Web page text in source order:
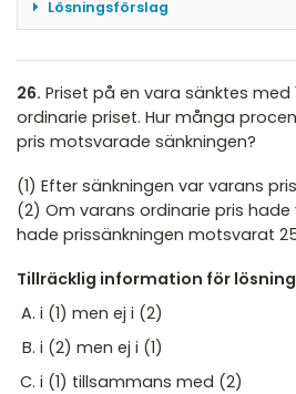
Lösningsförslag
lakritsaskar som såldes. Vi
Vi får veta att det såldes 400
var choklad och varav 250 var
såldes 100 lakritsaskar. Vi har
som var choklad eller lakrits;
sammanlagt var 250 stycken.
mer information och kan
Vi granskar sedan (2):
Vi får veta att det såldes 100
och att en fjärdedel av askarna
Eftersom vi inte får en siffra
26. Priset på en vara sänktes med
ordinarie priset. Hur många
pris motsvarade sänkningen?
(1) Efter sänkningen var varans
(2) Om varans ordinarie pris hade
hade prissänkningen motsvarat 25
Tillräcklig information för
i (1) men ej i (2)
i (2) men ej i (1)
i (1) tillsammans med (2)